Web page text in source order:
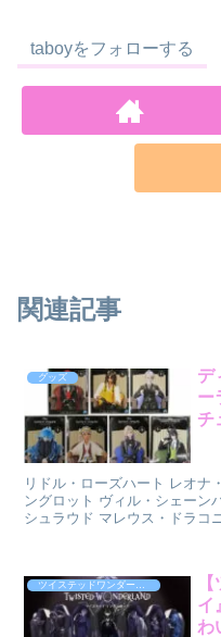
taboyをフォローする
関連記事
グッズ
デ
ー
チ
リドル・ローズハート レオナ
ングロット ヴィル・シェーン
シュラウド マレウス・ドラコ
イ
わ